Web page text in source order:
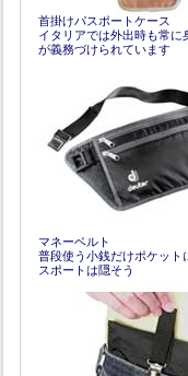
首掛けパスポートケース
イタリアでは外出時も常に
が義務づけられています
マネーベルト
普段使う小銭だけポケット
スポートは隠そう